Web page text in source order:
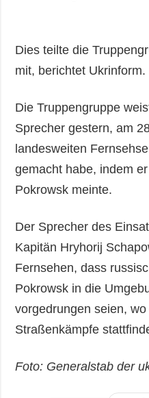
Dies teilte die
mit, berichtet Ukrinform.
Die Truppengruppe
Sprecher gestern, am
landesweiten
gemacht habe, indem
Pokrowsk meinte.
Der Sprecher des
Kapitän Hryhorij
Fernsehen, dass
Pokrowsk in die
vorgedrungen seien,
Straßenkämpfe
Foto: Generalstab der